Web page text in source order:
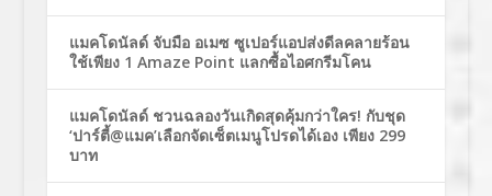
แมคโดนัลด์ จับมือ อเมซ ซูเปอร์แอปส่งดีลคลายร้อน
ใช้เพียง 1 Amaze Point แลกซื้อไอศกรีมโคน
แมคโดนัลด์ ชวนฉลองวันเกิดสุดคุ้มกว่าใคร! กับชุด
‘ปาร์ตี้@แมค’เลือกจัดเซ็ตเมนูโปรดได้เอง เพียง 299
บาท